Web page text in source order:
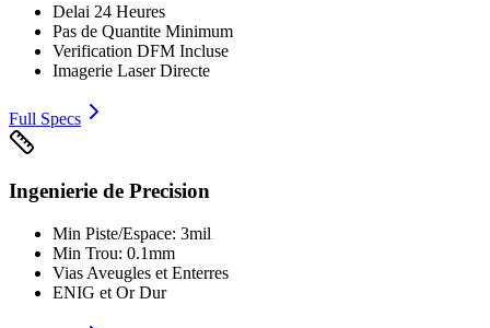
Delai 24 Heures
Pas de Quantite Minimum
Verification DFM Incluse
Imagerie Laser Directe
Full Specs
Ingenierie de Precision
Min Piste/Espace: 3mil
Min Trou: 0.1mm
Vias Aveugles et Enterres
ENIG et Or Dur